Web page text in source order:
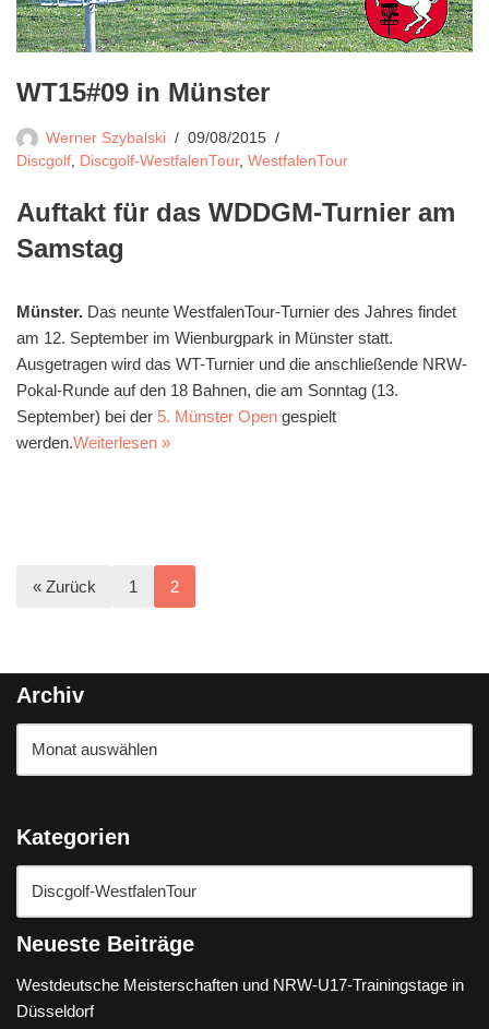
WT15#09 in Münster
Werner Szybalski
09/08/2015
Discgolf, Discgolf-WestfalenTour, WestfalenTour
Auftakt für das WDDGM-Turnier am
Samstag
Münster. Das neunte WestfalenTour-Turnier des Jahres findet
am 12. September im Wienburgpark in Münster statt.
Ausgetragen wird das WT-Turnier und die anschließende NRW-
Pokal-Runde auf den 18 Bahnen, die am Sonntag (13.
September) bei der 5. Münster Open gespielt
werden.Weiterlesen »
« Zurück 1 2
Archiv
Kategorien
Neueste Beiträge
Westdeutsche Meisterschaften und NRW-U17-Trainingstage in
Düsseldorf